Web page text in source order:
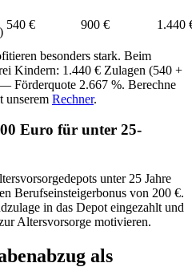
540 € 900 € 1.440
besonders stark. Beim
Kindern: 1.440 € Zulagen (540 +
Förderquote 2.667 %. Berechne
unserem Rechner.
Euro für unter 25-
unter 25 Jahre
Berufseinsteigerbonus von 200 €.
in das Depot eingezahlt und
Altersvorsorge motivieren.
als